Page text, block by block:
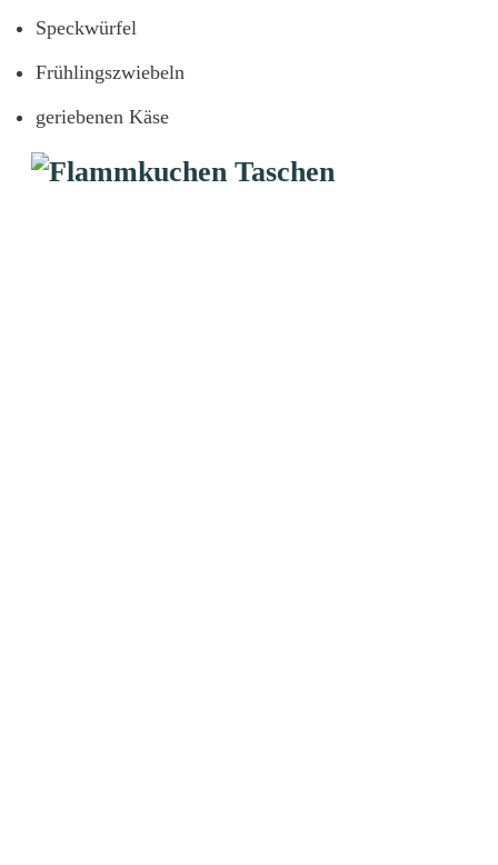
Speckwürfel
Frühlingszwiebeln
geriebenen Käse